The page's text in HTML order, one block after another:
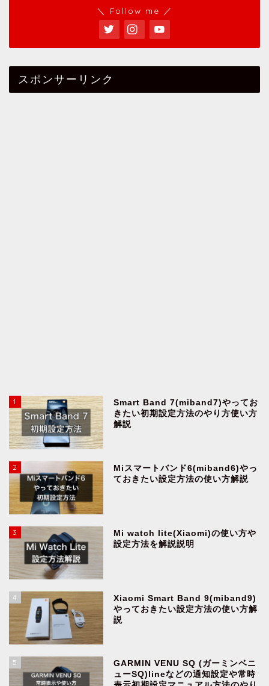
＼ Follow me ／
スポンサーリンク
1
Smart Band 7(miband7)やってお
きたい初期設定方法のやり方使い方
解説
2
Miスマートバンド6(miband6)やっ
ておきたい設定方法の使い方解説
3
Mi watch lite(Xiaomi)の使い方や
設定方法を解説説明
4
Xiaomi Smart Band 9(miband9)
やっておきたい設定方法の使い方解
説
5
GARMIN VENU SQ (ガーミンベニ
ューSQ)lineなどの通知設定や常時